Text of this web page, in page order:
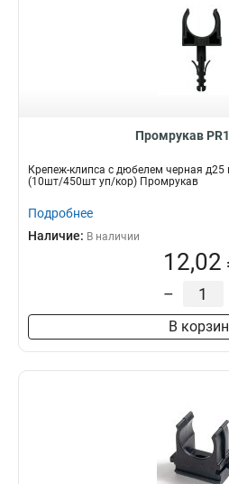
Промрукав
Крепеж-клипса с дюбелем черная д25
(10шт/450шт уп/кор) Промрукав
Подробнее
Наличие: В наличии
12,02
–
В